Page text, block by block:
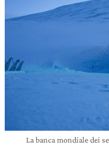
La banca mondiale dei